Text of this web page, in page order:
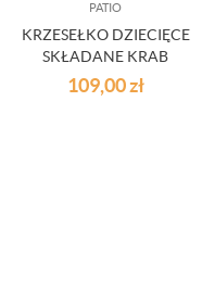
PATIO
KRZESEŁKO DZIECIĘCE
SKŁADANE KRAB
109,00zł